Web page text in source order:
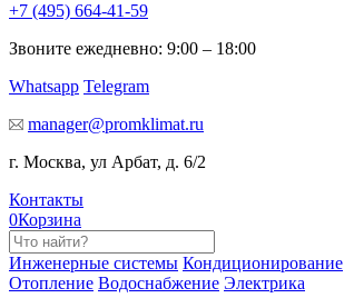
+7 (495) 664-41-59
Звоните ежедневно: 9:00 – 18:00
Whatsapp Telegram
manager@promklimat.ru
г. Москва, ул Арбат, д. 6/2
Контакты
0Корзина
Инженерные системы Кондиционирование
Отопление Водоснабжение Электрика